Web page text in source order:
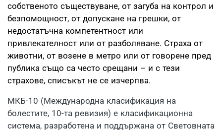
собственото съществуване, от загуба на контрол и
безпомощност, от допускане на грешки, от
недостатъчна компетентност или
привлекателност или от разболяване. Страха от
животни, от возене в метро или от говорене пред
публика също са често срещани – и с тези
страхове, списъкът не се изчерпва.
МКБ-10 (Международна класификация на
болестите, 10-та ревизия) е класификационна
система, разработена и поддържана от Световната